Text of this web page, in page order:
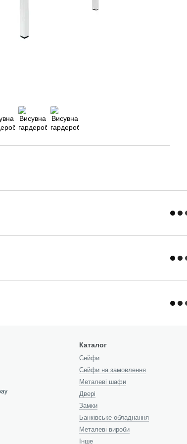
Каталог
Cейфи
Сейфи на замовлення
Металеві шафи
Двері
Замки
Банківське обладнання
Металеві вироби
Інше